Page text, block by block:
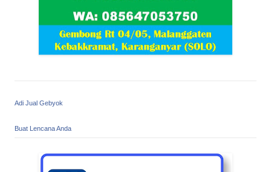
Adi Jual Gebyok
Buat Lencana Anda